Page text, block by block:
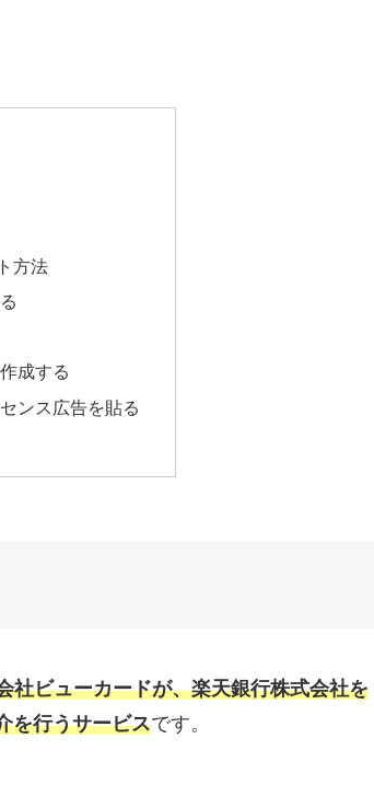
方法
成する
ンス広告を貼る
社ビューカードが、楽天銀行株式会社を
を行うサービスです。